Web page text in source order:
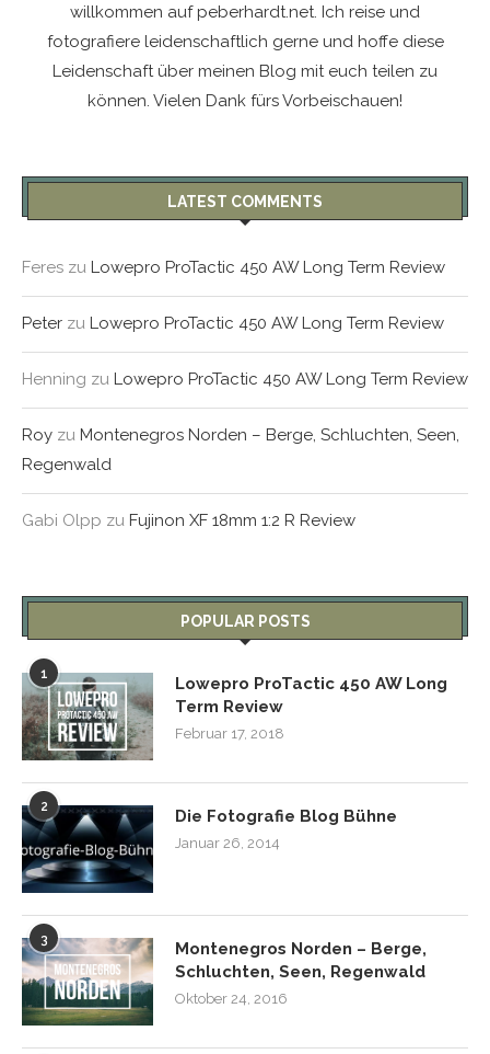
willkommen auf peberhardt.net. Ich reise und
fotografiere leidenschaftlich gerne und hoffe diese
Leidenschaft über meinen Blog mit euch teilen zu
können. Vielen Dank fürs Vorbeischauen!
LATEST COMMENTS
Feres zu Lowepro ProTactic 450 AW Long Term Review
Peter zu Lowepro ProTactic 450 AW Long Term Review
Henning zu Lowepro ProTactic 450 AW Long Term Review
Roy zu Montenegros Norden – Berge, Schluchten, Seen,
Regenwald
Gabi Olpp zu Fujinon XF 18mm 1:2 R Review
POPULAR POSTS
1
Lowepro ProTactic 450 AW Long
Term Review
Februar 17, 2018
2 Die Fotografie Blog Bühne
Januar 26, 2014
3
Montenegros Norden – Berge,
Schluchten, Seen, Regenwald
Oktober 24, 2016